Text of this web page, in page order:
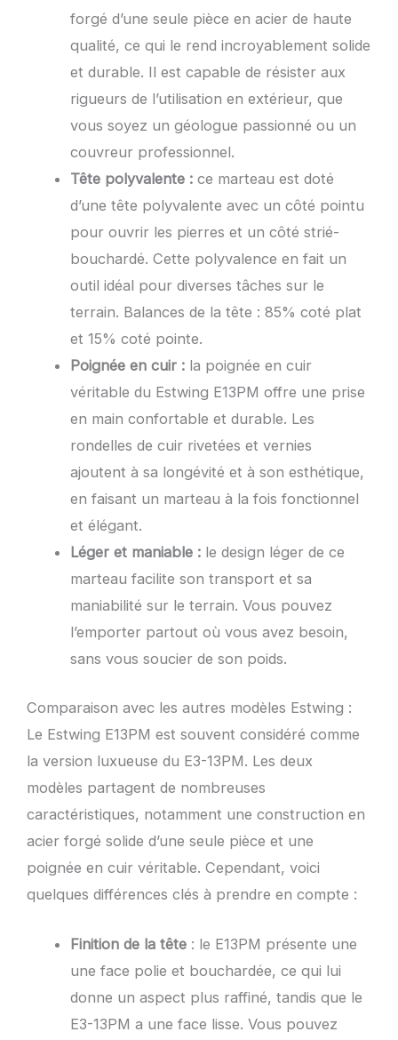
forgé d’une seule pièce en acier de haute
qualité, ce qui le rend incroyablement solide
et durable. Il est capable de résister aux
rigueurs de l’utilisation en extérieur, que
vous soyez un géologue passionné ou un
couvreur professionnel.
Tête polyvalente : ce marteau est doté
d’une tête polyvalente avec un côté pointu
pour ouvrir les pierres et un côté strié-
bouchardé. Cette polyvalence en fait un
outil idéal pour diverses tâches sur le
terrain. Balances de la tête : 85% coté plat
et 15% coté pointe.
Poignée en cuir : la poignée en cuir
véritable du Estwing E13PM offre une prise
en main confortable et durable. Les
rondelles de cuir rivetées et vernies
ajoutent à sa longévité et à son esthétique,
en faisant un marteau à la fois fonctionnel
et élégant.
Léger et maniable : le design léger de ce
marteau facilite son transport et sa
maniabilité sur le terrain. Vous pouvez
l’emporter partout où vous avez besoin,
sans vous soucier de son poids.
Comparaison avec les autres modèles Estwing :
Le Estwing E13PM est souvent considéré comme
la version luxueuse du E3-13PM. Les deux
modèles partagent de nombreuses
caractéristiques, notamment une construction en
acier forgé solide d’une seule pièce et une
poignée en cuir véritable. Cependant, voici
quelques différences clés à prendre en compte :
Finition de la tête : le E13PM présente une
une face polie et bouchardée, ce qui lui
donne un aspect plus raffiné, tandis que le
E3-13PM a une face lisse. Vous pouvez